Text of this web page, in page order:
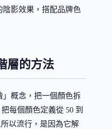
陰影效果，搭配品牌色
層的方法
概念，把一個顏色拆
每個顏色定義從 50 到
以流行，是因為它解